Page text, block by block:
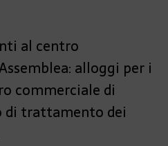
al centro
alloggi per i
commerciale di
di trattamento dei